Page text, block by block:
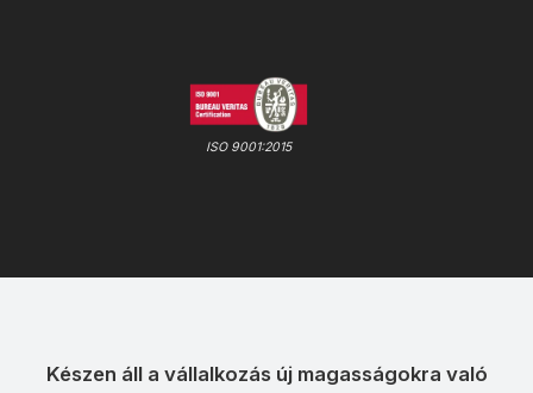
ISO 9001:2015
Készen áll a vállalkozás új magasságokra való